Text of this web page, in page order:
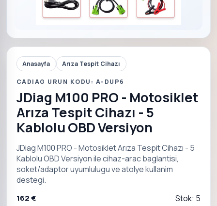
Anasayfa Arıza Tespit Cihazı
CADIAG URUN KODU: A-DUP6
JDiag M100 PRO - Motosiklet
Arıza Tespit Cihazı - 5
Kablolu OBD Versiyon
JDiag M100 PRO - Motosiklet Arıza Tespit Cihazı - 5
Kablolu OBD Versiyon ile cihaz-arac baglantisi,
soket/adaptor uyumlulugu ve atolye kullanim
destegi.
162 € Stok: 5